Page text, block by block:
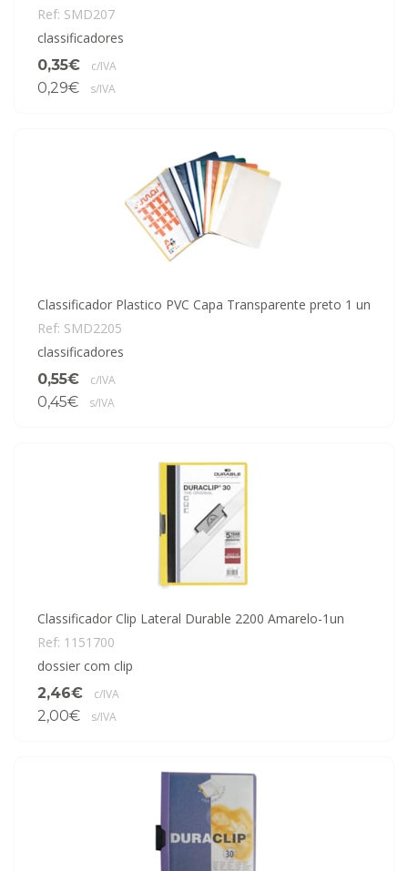
Ref: SMD207
classificadores
0,35€
c/IVA
0,29€ s/IVA
Classificador Plastico PVC Capa Transparente preto 1 un
Ref: SMD2205
classificadores
0,55€
c/IVA
0,45€ s/IVA
Classificador Clip Lateral Durable 2200 Amarelo-1un
Ref: 1151700
dossier com clip
2,46€
c/IVA
2,00€ s/IVA